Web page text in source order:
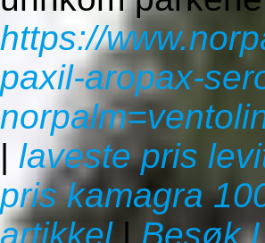
https://
paxil-aropax-
| laveste pris
pris kamagra
artikkel| Besøk